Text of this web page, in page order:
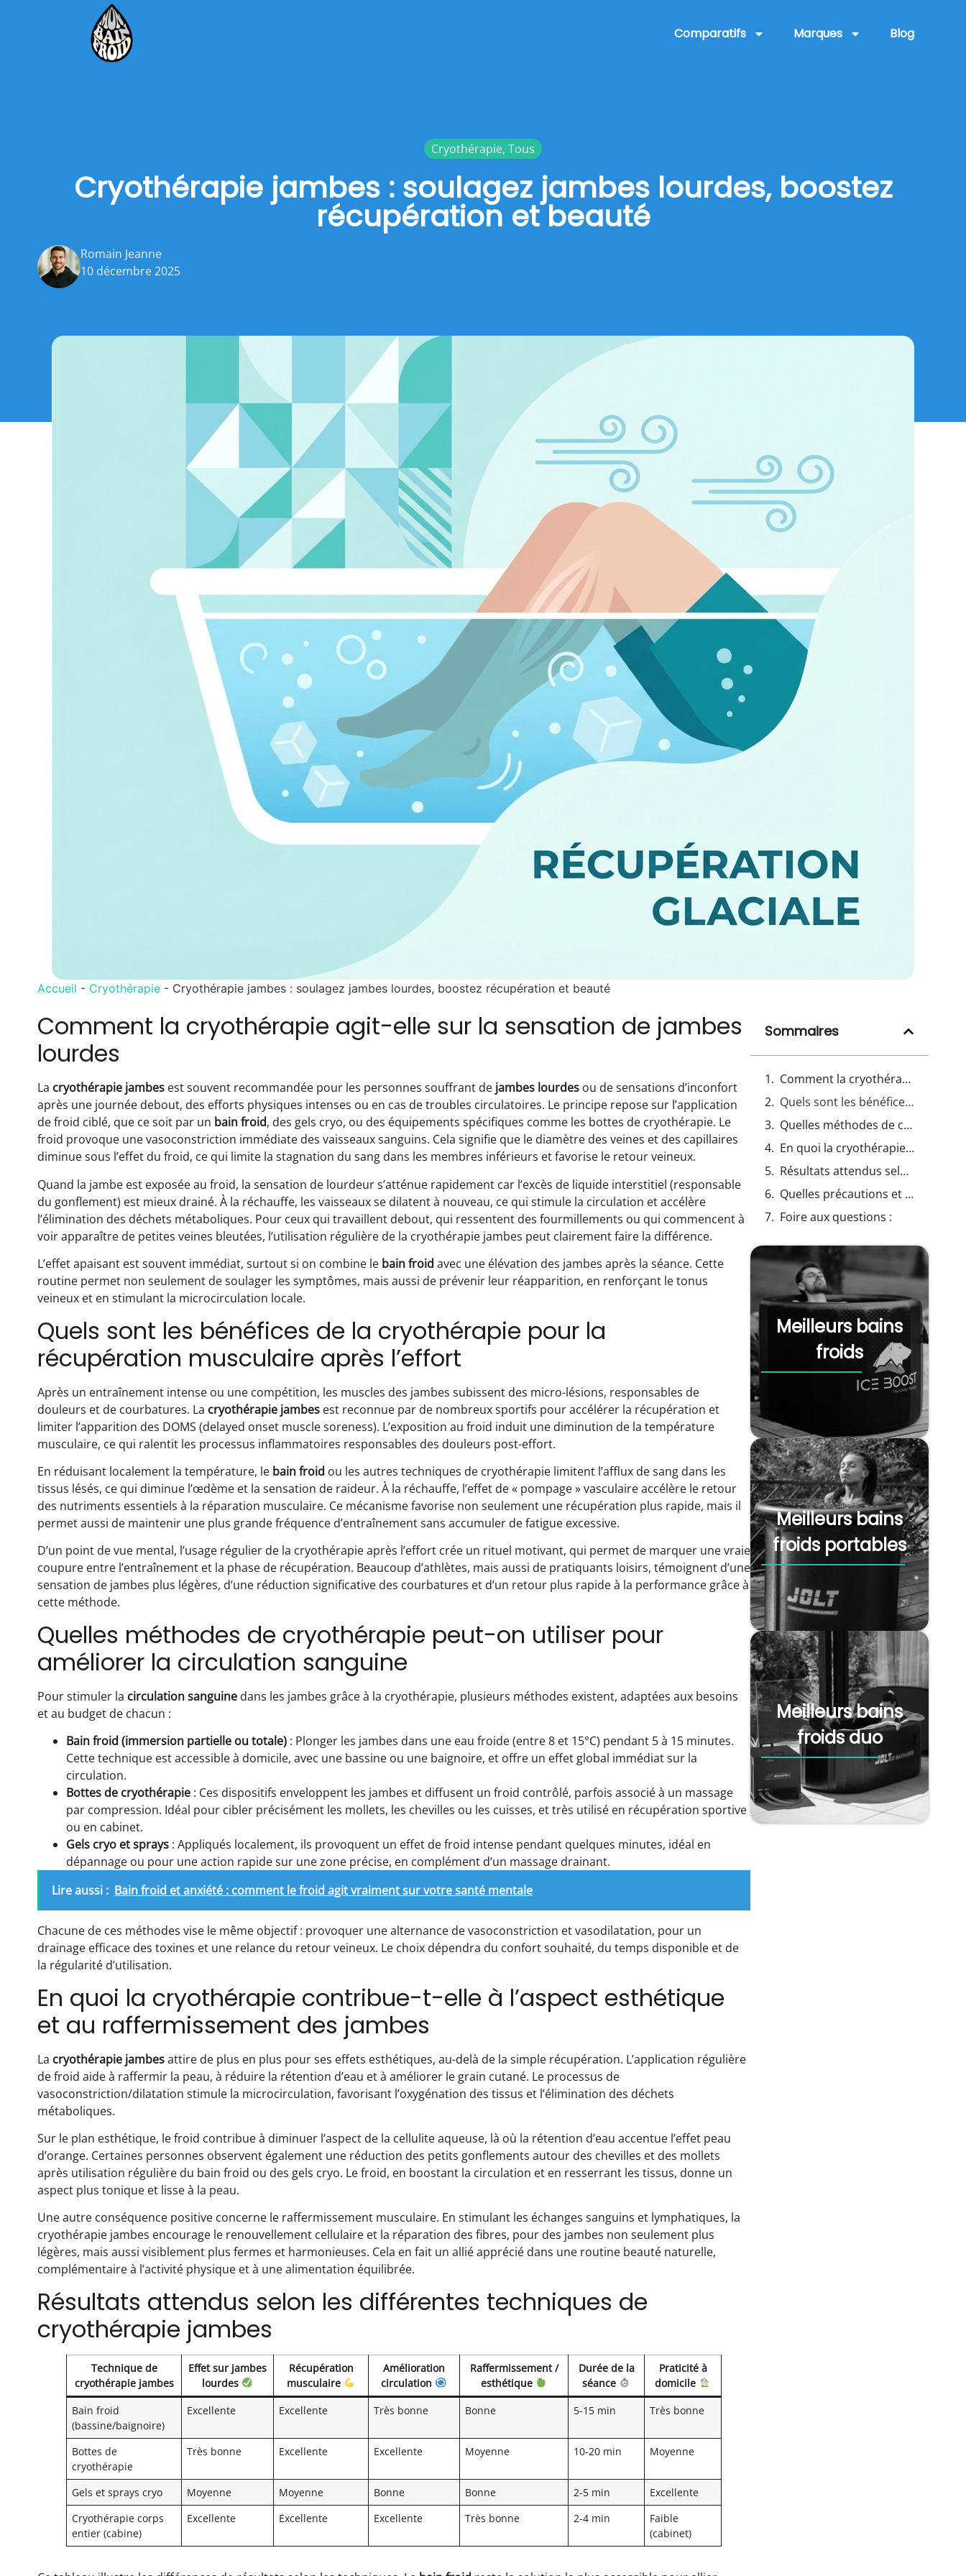
Comparatifs Marques Blog
Cryothérapie, Tous
Cryothérapie jambes : soulagez jambes lourdes, boostez
récupération et beauté
Romain Jeanne
10 décembre 2025
Accueil - Cryothérapie - Cryothérapie jambes : soulagez jambes lourdes, boostez récupération et beauté
Comment la cryothérapie agit-elle sur la sensation de jambes
lourdes
La cryothérapie jambes est souvent recommandée pour les personnes souffrant de jambes lourdes ou de sensations d’inconfort
après une journée debout, des efforts physiques intenses ou en cas de troubles circulatoires. Le principe repose sur l’application
de froid ciblé, que ce soit par un bain froid, des gels cryo, ou des équipements spécifiques comme les bottes de cryothérapie. Le
froid provoque une vasoconstriction immédiate des vaisseaux sanguins. Cela signifie que le diamètre des veines et des capillaires
diminue sous l’effet du froid, ce qui limite la stagnation du sang dans les membres inférieurs et favorise le retour veineux.
Quand la jambe est exposée au froid, la sensation de lourdeur s’atténue rapidement car l’excès de liquide interstitiel (responsable
du gonflement) est mieux drainé. À la réchauffe, les vaisseaux se dilatent à nouveau, ce qui stimule la circulation et accélère
l’élimination des déchets métaboliques. Pour ceux qui travaillent debout, qui ressentent des fourmillements ou qui commencent à
voir apparaître de petites veines bleutées, l’utilisation régulière de la cryothérapie jambes peut clairement faire la différence.
L’effet apaisant est souvent immédiat, surtout si on combine le bain froid avec une élévation des jambes après la séance. Cette
routine permet non seulement de soulager les symptômes, mais aussi de prévenir leur réapparition, en renforçant le tonus
veineux et en stimulant la microcirculation locale.
Quels sont les bénéfices de la cryothérapie pour la
récupération musculaire après l’effort
Après un entraînement intense ou une compétition, les muscles des jambes subissent des micro-lésions, responsables de
douleurs et de courbatures. La cryothérapie jambes est reconnue par de nombreux sportifs pour accélérer la récupération et
limiter l’apparition des DOMS (delayed onset muscle soreness). L’exposition au froid induit une diminution de la température
musculaire, ce qui ralentit les processus inflammatoires responsables des douleurs post-effort.
En réduisant localement la température, le bain froid ou les autres techniques de cryothérapie limitent l’afflux de sang dans les
tissus lésés, ce qui diminue l’œdème et la sensation de raideur. À la réchauffe, l’effet de « pompage » vasculaire accélère le retour
des nutriments essentiels à la réparation musculaire. Ce mécanisme favorise non seulement une récupération plus rapide, mais il
permet aussi de maintenir une plus grande fréquence d’entraînement sans accumuler de fatigue excessive.
D’un point de vue mental, l’usage régulier de la cryothérapie après l’effort crée un rituel motivant, qui permet de marquer une vraie
coupure entre l’entraînement et la phase de récupération. Beaucoup d’athlètes, mais aussi de pratiquants loisirs, témoignent d’une
sensation de jambes plus légères, d’une réduction significative des courbatures et d’un retour plus rapide à la performance grâce à
cette méthode.
Quelles méthodes de cryothérapie peut-on utiliser pour
améliorer la circulation sanguine
Pour stimuler la circulation sanguine dans les jambes grâce à la cryothérapie, plusieurs méthodes existent, adaptées aux besoins
et au budget de chacun :
Bain froid (immersion partielle ou totale) : Plonger les jambes dans une eau froide (entre 8 et 15°C) pendant 5 à 15 minutes.
Cette technique est accessible à domicile, avec une bassine ou une baignoire, et offre un effet global immédiat sur la
circulation.
Bottes de cryothérapie : Ces dispositifs enveloppent les jambes et diffusent un froid contrôlé, parfois associé à un massage
par compression. Idéal pour cibler précisément les mollets, les chevilles ou les cuisses, et très utilisé en récupération sportive
ou en cabinet.
Gels cryo et sprays : Appliqués localement, ils provoquent un effet de froid intense pendant quelques minutes, idéal en
dépannage ou pour une action rapide sur une zone précise, en complément d’un massage drainant.
Lire aussi : Bain froid et anxiété : comment le froid agit vraiment sur votre santé mentale
Chacune de ces méthodes vise le même objectif : provoquer une alternance de vasoconstriction et vasodilatation, pour un
drainage efficace des toxines et une relance du retour veineux. Le choix dépendra du confort souhaité, du temps disponible et de
la régularité d’utilisation.
En quoi la cryothérapie contribue-t-elle à l’aspect esthétique
et au raffermissement des jambes
La cryothérapie jambesattire de plus en plus pour ses effets esthétiques, au-delà de la simple récupération. L’application régulière
de froid aide à raffermir la peau, à réduire la rétention d’eau et à améliorer le grain cutané. Le processus de
vasoconstriction/dilatation stimule la microcirculation, favorisant l’oxygénation des tissus et l’élimination des déchets
métaboliques.
Sur le plan esthétique, le froid contribue à diminuer l’aspect de la cellulite aqueuse, là où la rétention d’eau accentue l’effet peau
d’orange. Certaines personnes observent également une réduction des petits gonflements autour des chevilles et des mollets
après utilisation régulière du bain froid ou des gels cryo. Le froid, en boostant la circulation et en resserrant les tissus, donne un
aspect plus tonique et lisse à la peau.
Une autre conséquence positive concerne le raffermissement musculaire. En stimulant les échanges sanguins et lymphatiques, la
cryothérapie jambes encourage le renouvellement cellulaire et la réparation des fibres, pour des jambes non seulement plus
légères, mais aussi visiblement plus fermes et harmonieuses. Cela en fait un allié apprécié dans une routine beauté naturelle,
complémentaire à l’activité physique et à une alimentation équilibrée.
Résultats attendus selon les différentes techniques de
cryothérapie jambes
Technique de
cryothérapie jambes
Effet sur jambes
lourdes
Récupération
musculaire
Amélioration
circulation
Raffermissement /
esthétique
Durée de la
séance
Praticité à
domicile
Bain froid
(bassine/baignoire)
Excellente Excellente Très bonne Bonne 5-15 min Très bonne
Bottes de
cryothérapie
Très bonne Excellente Excellente Moyenne 10-20 min Moyenne
Gels et sprays cryo Moyenne Moyenne Bonne Bonne 2-5 min
Excellente
Cryothérapie corps
entier (cabine)
Excellente Excellente Excellente Très bonne 2-4 min
Faible
(cabinet)
Sommaires
Comment la cryothérapie agit-elle sur la sensation de jambes lourdes
Quels sont les bénéfices de la cryothérapie pour la récupération musculaire après l’effort
Quelles méthodes de cryothérapie peut-on utiliser pour améliorer la circulation sanguine
En quoi la cryothérapie contribue-t-elle à l’aspect esthétique et au raffermissement des jambes
Résultats attendus selon les différentes techniques de cryothérapie jambes
Quelles précautions et contre-indications faut-il connaître avant d’utiliser la cryothérapie jambes
Foire aux questions :
Meilleurs bains
froids
Meilleurs bains
froids portables
Meilleurs bains
froids duo